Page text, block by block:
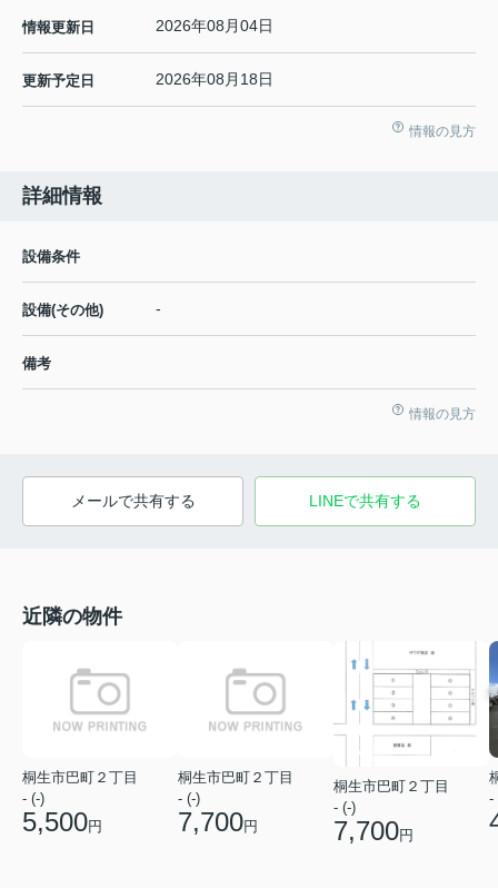
情報更新日 2026年08月04日
更新予定日 2026年08月18日
情報の見方
詳細情報
設備条件
設備(その他) -
備考
情報の見方
メールで共有する LINEで共有する
近隣の物件
桐生市巴町２丁目
- (-)
5,500円
桐生市巴町２丁目
- (-)
7,700円
桐生市巴町２丁目
- (-)
7,700円
-